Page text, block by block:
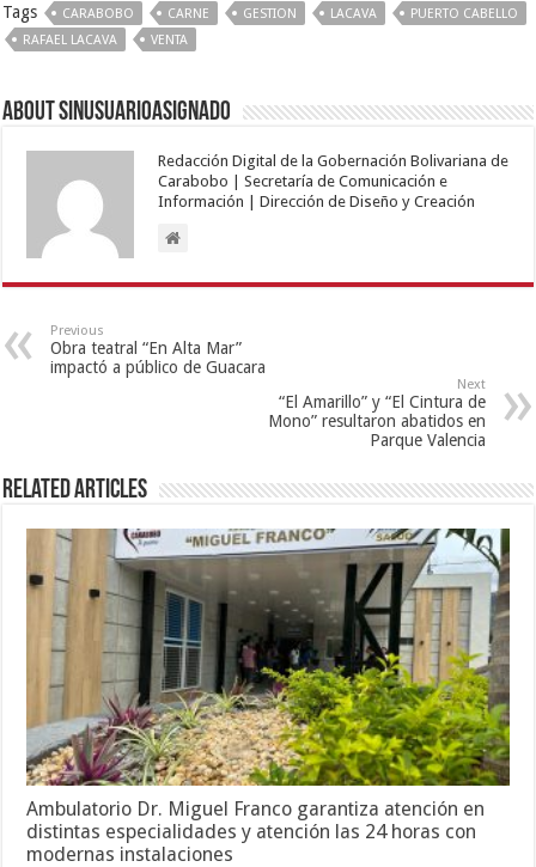
Tags CARABOBO CARNE GESTION LACAVA
PUERTO CABELLO
RAFAEL LACAVA
VENTA
About sinusuarioasignado
Redacción Digital de la Gobernación Bolivariana de
Carabobo | Secretaría de Comunicación e
Información | Dirección de Diseño y Creación
Previous
Obra teatral “En Alta Mar”
impactó a público de Guacara
Next
“El Amarillo” y “El Cintura de
Mono” resultaron abatidos en
Parque Valencia
Related Articles
Ambulatorio Dr. Miguel Franco garantiza atención en
distintas especialidades y atención las 24 horas con
modernas instalaciones